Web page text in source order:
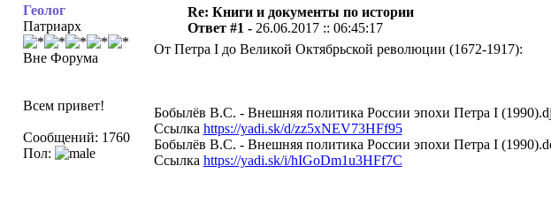
Геолог
Патриарх
Вне Форума
Всем привет!
Сообщений: 1760
Пол:
Re: Книги и документы по истории
Ответ #1 - 26.06.2017 :: 06:45:17
От Петра I до Великой Октябрьской революции (1672-1917):
Бобылёв В.С. - Внешняя политика России эпохи Петра I
Ссылка https://yadi.sk/d/zz5xNEV73HFf95
Бобылёв В.С. - Внешняя политика России эпохи Петра I
Ссылка https://yadi.sk/i/hIGoDm1u3HFf7C